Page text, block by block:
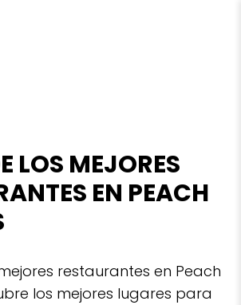
LOS MEJORES
EN PEACH
restaurantes en Peach
los mejores lugares para